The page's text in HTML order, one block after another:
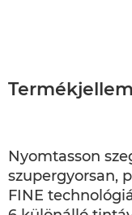
Nyomtasson
szupergyorsan,
FINE